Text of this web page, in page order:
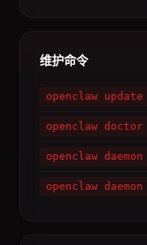
维护命令
openclaw update
openclaw doctor
openclaw
openclaw